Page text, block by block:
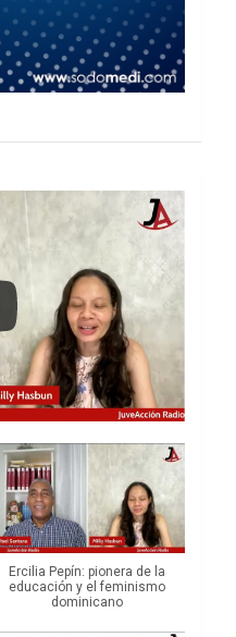
Ercilia Pepín: pionera de la
educación y el feminismo
dominicano